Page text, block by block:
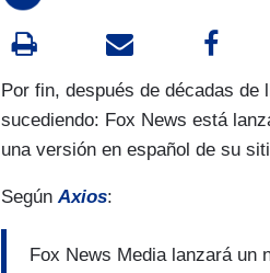
Por fin, después de décadas de
sucediendo: Fox News está
una versión en español de su
Según Axios:
Fox News Media lanzará un